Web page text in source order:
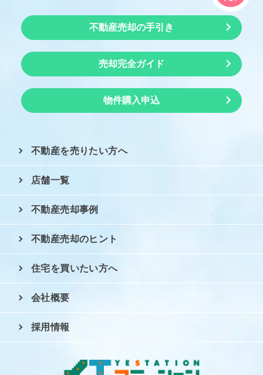
不動産売却の手引き
売却完全ガイド
物件購入申込
不動産を売りたい方へ
店舗一覧
不動産売却事例
不動産売却のヒント
住宅を買いたい方へ
会社概要
採用情報